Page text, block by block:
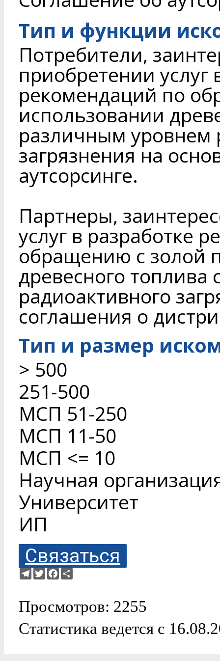
Тип и функции
Потребители,
приобретении услуг
рекомендаций по
использовании
различным уровнем
загрязнения на
аутсорсинге.
Партнеры,
услуг в разработке
обращению с золой
древесного
радиоактивного
соглашения о
Тип и размер
> 500
251-500
МСП 51-250
МСП 11-50
МСП <= 10
Научная
Университет
ИП
Связаться
Telegram
TwitterFacebook
Просмотров: 2255
Статистика ведется с